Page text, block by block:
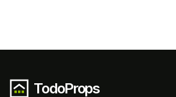
TodoProps